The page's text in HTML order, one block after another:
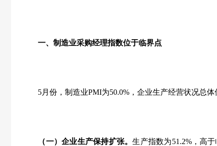
一、制造业采购经理指数位于临界点
5月份，制造业PMI为50.0% ，企业生产经营状况总
（一）企业生产保持扩张。生产指数为51.2%，高于